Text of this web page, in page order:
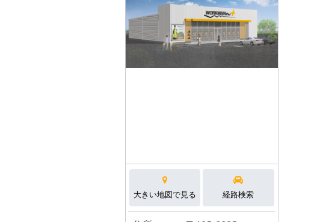
大きい地図で見る 経路検索